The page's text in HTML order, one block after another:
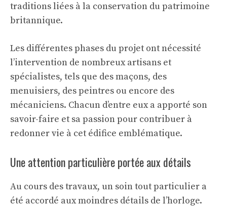
traditions liées à la conservation du patrimoine
britannique.
Les différentes phases du projet ont nécessité
l’intervention de nombreux artisans et
spécialistes, tels que des maçons, des
menuisiers, des peintres ou encore des
mécaniciens. Chacun d’entre eux a apporté son
savoir-faire et sa passion pour contribuer à
redonner vie à cet édifice emblématique.
Une attention particulière portée aux détails
Au cours des travaux, un soin tout particulier a
été accordé aux moindres détails de l’horloge.